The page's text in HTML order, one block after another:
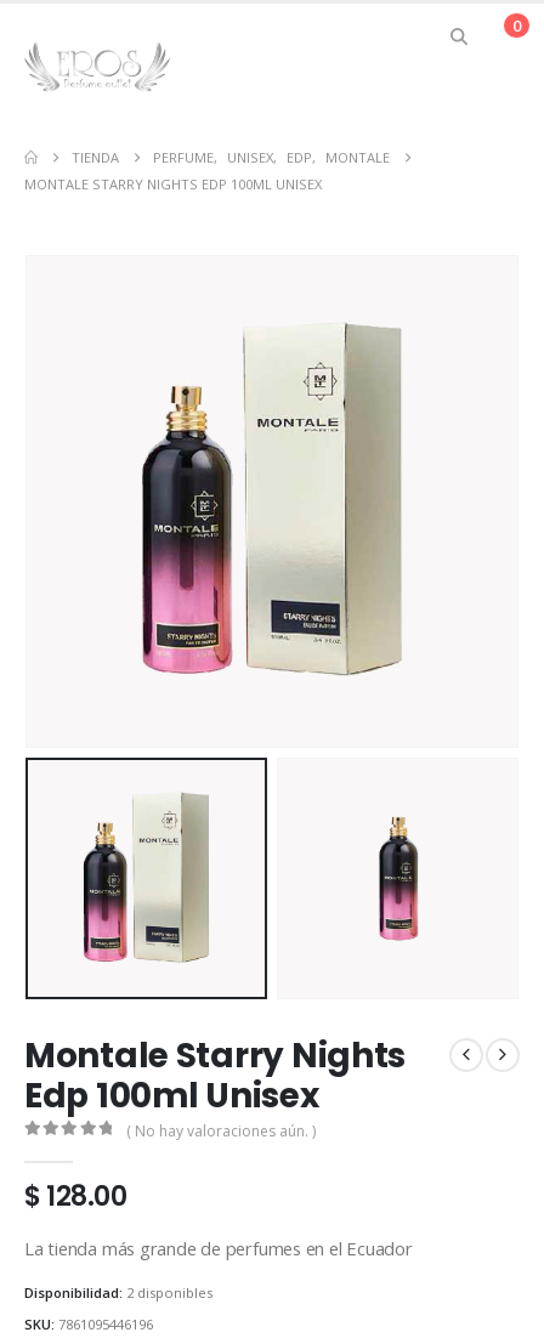
0
TIENDA PERFUME, UNISEX, EDP,
MONTALE
MONTALE STARRY NIGHTS EDP 100ML UNISEX
Montale Starry Nights
Edp 100ml Unisex
( No hay valoraciones aún. )
$128.00
La tienda más grande de perfumes en el Ecuador
Disponibilidad: 2 disponibles
SKU: 7861095446196